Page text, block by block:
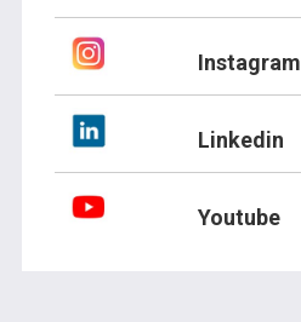
Instagram
Linkedin
Youtube